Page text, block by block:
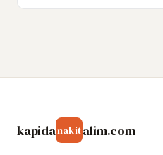
kapidanakitalim.com